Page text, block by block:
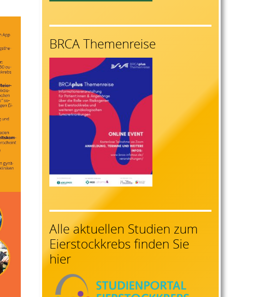
BRCA Themenreise
Alle aktuellen Studien zum
Eierstockkrebs finden Sie
hier